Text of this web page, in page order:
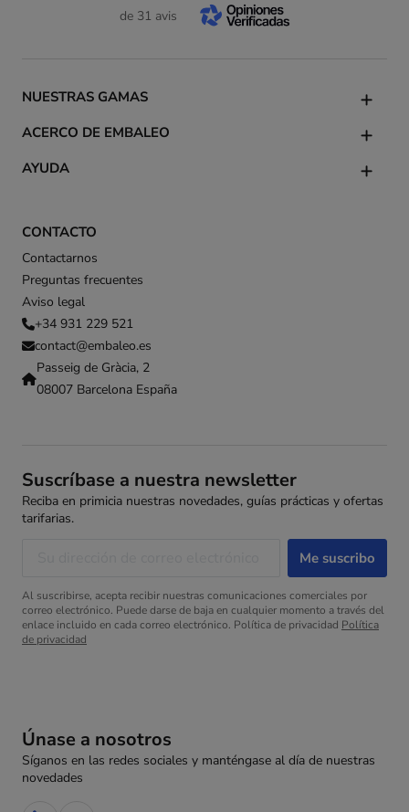
CONTACTO
Contactarnos
Preguntas frecuentes
Aviso legal
+34 931 229 521
contact@embaleo.es
Passeig de Gràcia, 2
08007 Barcelona España
NUESTRAS GAMAS
ACERCO DE EMBALEO
AYUDA
de 31 avis
Únase a nosotros
Síganos en las redes sociales y manténgase al día de nuestras
novedades
Suscríbase a nuestra newsletter
Reciba en primicia nuestras novedades, guías prácticas y ofertas
tarifarias.
Al suscribirse, acepta recibir nuestras comunicaciones comerciales por
correo electrónico. Puede darse de baja en cualquier momento a través del
enlace incluido en cada correo electrónico. Política de privacidad Política
de privacidad